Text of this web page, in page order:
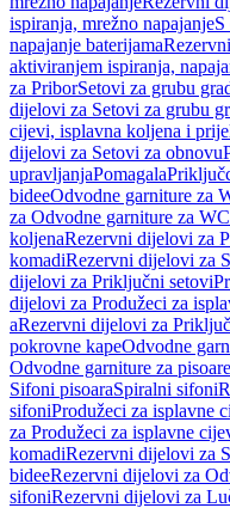
ispiranja, mrežno napajanje
napajanje baterijama
aktiviranjem ispiranja,
za PriborSetovi za grubu
dijelovi za Setovi za grubu
cijevi, isplavna koljena i
dijelovi za Setovi za obnovu
upravljanjaPomagala
bideeOdvodne garniture za
za Odvodne garniture za
koljenaRezervni dijelovi za
komadiRezervni dijelovi za
dijelovi za Priključni setovi
dijelovi za Produžeci za
aRezervni dijelovi za
pokrovne kapeOdvodne
Odvodne garniture za pisoare
Sifoni pisoaraSpiralni sifoni
sifoniProdužeci za isplavne
za Produžeci za isplavne
komadiRezervni dijelovi za
bideeRezervni dijelovi za
sifoniRezervni dijelovi za